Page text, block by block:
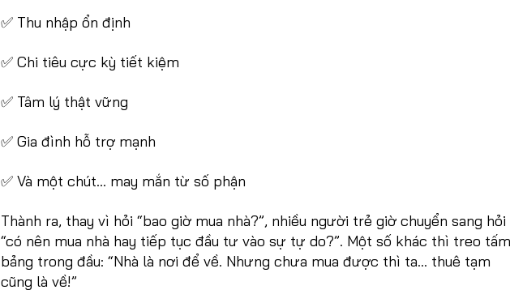
✅ Thu nhập ổn định
✅ Chi tiêu cực kỳ tiết kiệm
✅ Tâm lý thật vững
✅ Gia đình hỗ trợ mạnh
✅ Và một chút… may mắn từ số phận
Thành ra, thay vì hỏi “bao giờ mua nhà?”, nhiều người trẻ giờ chuyển sang hỏi
“có nên mua nhà hay tiếp tục đầu tư vào sự tự do?”. Một số khác thì treo tấm
bảng trong đầu: “Nhà là nơi để về. Nhưng chưa mua được thì ta… thuê tạm
cũng là về!”